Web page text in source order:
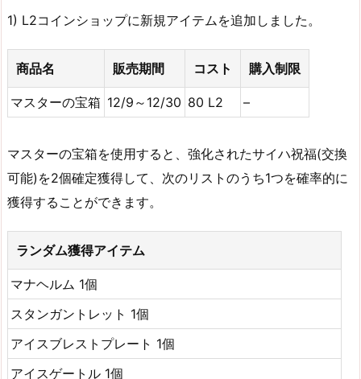
1) L2コインショップに新規アイテムを追加しました。
商品名 販売期間 コスト 購入制限
マスターの宝箱 12/9～12/30 80 L2 –
マスターの宝箱を使用すると、強化されたサイハ祝福(交換
可能)を2個確定獲得して、次のリストのうち1つを確率的に
獲得することができます。
ランダム獲得アイテム
マナヘルム 1個
スタンガントレット 1個
アイスブレストプレート 1個
アイスゲートル 1個